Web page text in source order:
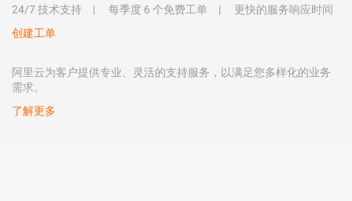
24/7 技术支持 每季度 6 个免费工单
更快的服务响应时间
创建工单
阿里云为客户提供专业、灵活的支持服务，以满足您多样化的业务
需求。
了解更多